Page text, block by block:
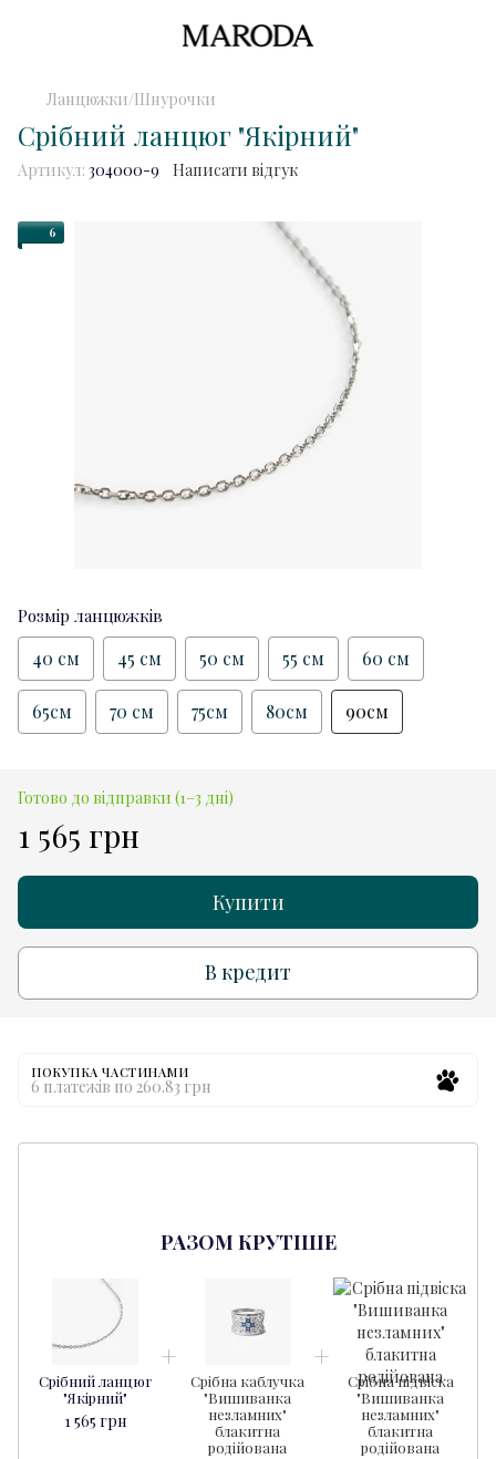
Ланцюжки/Шнурочки
Срібний ланцюг "Якірний"
Артикул: 304000-9 Написати відгук
6
Розмір ланцюжків
40 см 45 см 50 см 55 см 60 см
65см 70 см 75см 80см 90см
Готово до відправки (1–3 дні)
1 565 грн
Купити
В кредит
ПОКУПКА ЧАСТИНАМИ
6 платежів по 260.83 грн
РАЗОМ КРУТІШЕ
Срібний ланцюг
"Якірний"
1 565 грн
Срібна каблучка
"Вишиванка
незламних"
блакитна
родійована
Срібна підвіска
"Вишиванка
незламних"
блакитна
родійована